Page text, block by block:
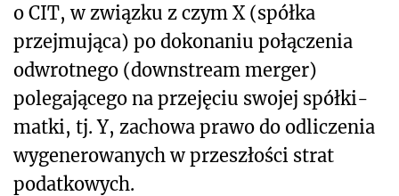
o CIT, w związku z czym X (spółka
przejmująca) po dokonaniu połączenia
odwrotnego (downstream merger)
polegającego na przejęciu swojej spółki-
matki, tj. Y, zachowa prawo do odliczenia
wygenerowanych w przeszłości strat
podatkowych.